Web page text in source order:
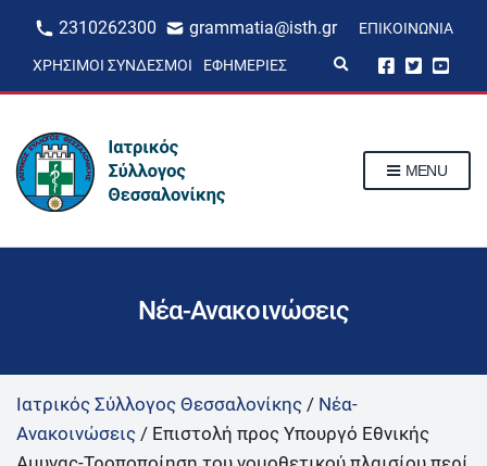
2310262300 grammatia@isth.gr ΕΠΙΚΟΙΝΩΝΊΑ
ΧΡΉΣΙΜΟΙ ΣΎΝΔΕΣΜΟΙ ΕΦΗΜΕΡΊΕΣ
p
m
MENU
Νέα-Ανακοινώσεις
Ιατρικός Σύλλογος Θεσσαλονίκης / Νέα-
Ανακοινώσεις / Επιστολή προς Υπουργό Εθνικής